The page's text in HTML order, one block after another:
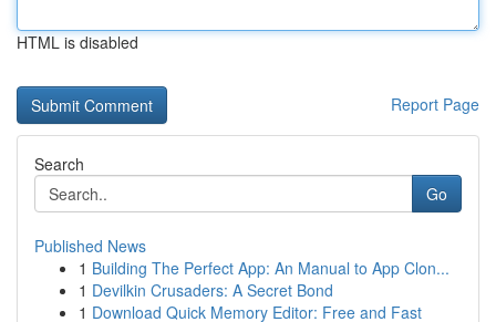
HTML is disabled
Report Page
Search
Go
Published News
1 Building The Perfect App: An Manual to App Clon...
1 Devilkin Crusaders: A Secret Bond
1 Download Quick Memory Editor: Free and Fast